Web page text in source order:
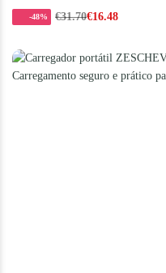
-48% €31.70€16.48